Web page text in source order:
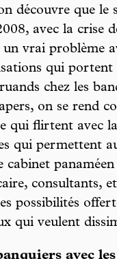
découvre que le
avec la crise
vrai problème
qui
chez les
on se rend
qui flirtent avec
qui permettent
cabinet
consultants,
possibilités
qui veulent